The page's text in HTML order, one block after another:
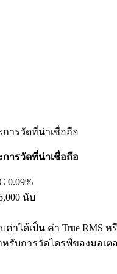
ารวัดที่น่าเชื่อถือ
ารวัดที่น่าเชื่อถือ
0.09%
นับ
าได้เป็น ค่า True RMS ห
รับการวัดไดรฟ์ของมอเต